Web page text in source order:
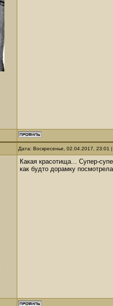
Дата: Воскресенье, 02.04.2017,
Какая красотища... Супер-
как будто дорамку посмотрела